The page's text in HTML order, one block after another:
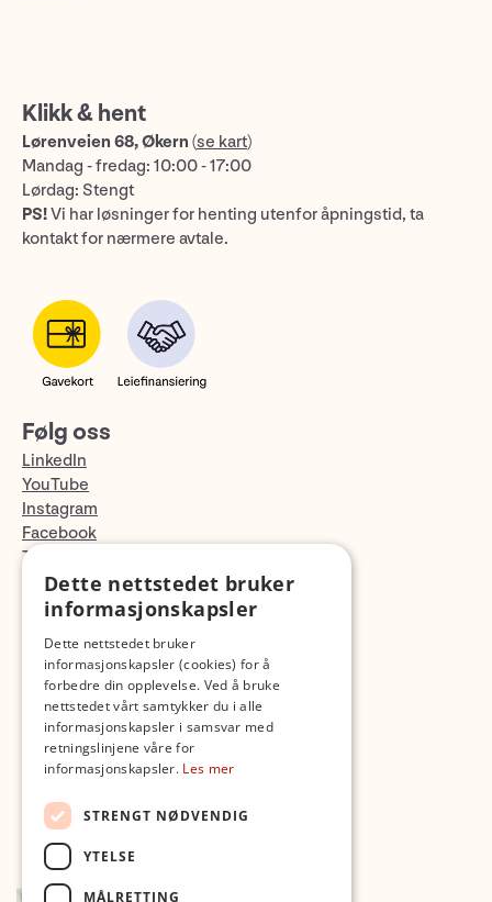
Klikk & hent
Lørenveien 68, Økern (se kart)
Mandag - fredag: 10:00 - 17:00
Lørdag: Stengt
PS!Vi har løsninger for henting utenfor åpningstid, ta
kontakt for nærmere avtale.
Følg oss
LinkedIn
YouTube
Instagram
Facebook
TikTok
Fotopodden
Dette nettstedet bruker
informasjonskapsler
Dette nettstedet bruker
informasjonskapsler (cookies) for å
forbedre din opplevelse. Ved å bruke
nettstedet vårt samtykker du i alle
informasjonskapsler i samsvar med
retningslinjene våre for
informasjonskapsler. Les mer
STRENGT NØDVENDIG
YTELSE
MÅLRETTING